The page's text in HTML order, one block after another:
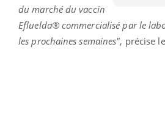
du marché du vaccin
Efluelda® commercialisé par le
les prochaines semaines", précise